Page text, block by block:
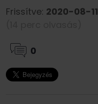
Frissítve: 2020-08-11
0